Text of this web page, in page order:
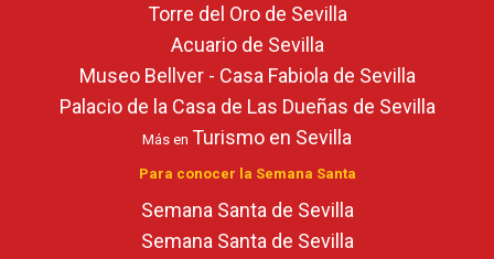
Torre del Oro de Sevilla
Acuario de Sevilla
Museo Bellver - Casa Fabiola de Sevilla
Palacio de la Casa de Las Dueñas de Sevilla
Más en Turismo en Sevilla
Para conocer la Semana Santa
Semana Santa de Sevilla
Semana Santa de Sevilla